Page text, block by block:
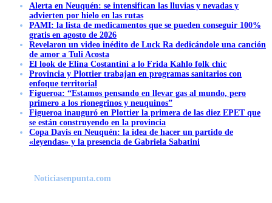
Alerta en Neuquén: se intensifican las lluvias y nevadas y
advierten por hielo en las rutas
PAMI: la lista de medicamentos que se pueden conseguir 100%
gratis en agosto de 2026
Revelaron un video inédito de Luck Ra dedicándole una canción
de amor a Tuli Acosta
El look de Elina Costantini a lo Frida Kahlo folk chic
Provincia y Plottier trabajan en programas sanitarios con
enfoque territorial
Figueroa: “Estamos pensando en llevar gas al mundo, pero
primero a los rionegrinos y neuquinos”
Figueroa inauguró en Plottier la primera de las diez EPET que
se están construyendo en la provincia
Copa Davis en Neuquén: la idea de hacer un partido de
«leyendas» y la presencia de Gabriela Sabatini
Noticiasenpunta.com